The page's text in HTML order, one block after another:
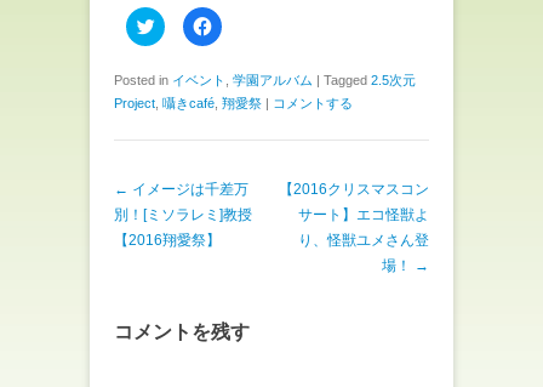
ク
リ
し
て
T
i
e
r
で
共
有
ィ
ン
F
a
b
o
で
す
る
に
は
く
だ
Posted in イベント 学園アルバム | Tagged 2.5次元
Project 囁きcafé 翔愛祭 | コメントする
投稿ナビゲーション
← イメージは千差万
別！[ミソラレミ]教授
【2016翔愛祭】
【2016クリスマスコン
サート】エコ怪獣よ
り、怪獣ユメさん登
場！
→
コメントを残す